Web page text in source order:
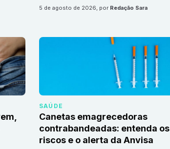
5 de agosto de 2026, por Redação Sara
SAÚDE
Canetas emagrecedoras
contrabandeadas: entenda os
riscos e o alerta da Anvisa